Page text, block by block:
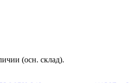
(осн. склад).